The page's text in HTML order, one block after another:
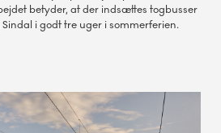
betyder, at der indsættes togbusser
i godt tre uger i sommerferien.